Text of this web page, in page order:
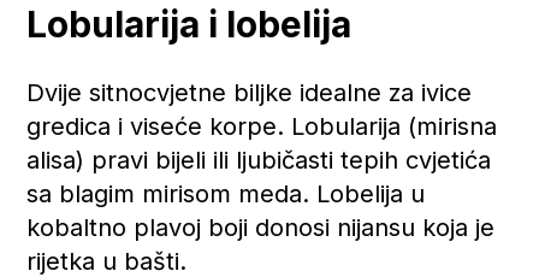
Lobularija i lobelija
Dvije sitnocvjetne biljke idealne za ivice
gredica i viseće korpe. Lobularija (mirisna
alisa) pravi bijeli ili ljubičasti tepih cvjetića
sa blagim mirisom meda. Lobelija u
kobaltno plavoj boji donosi nijansu koja je
rijetka u bašti.